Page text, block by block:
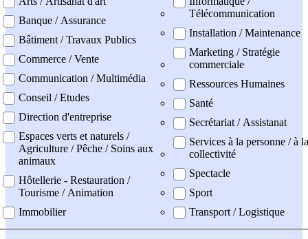
Banque / Assurance
Bâtiment / Travaux Publics
Commerce / Vente
Communication / Multimédia
Conseil / Etudes
Direction d'entreprise
Espaces verts et naturels /
Agriculture / Pêche / Soins aux
animaux
Hôtellerie - Restauration /
Tourisme / Animation
Immobilier
Télécommunication
Installation / Maintenance
Marketing / Stratégie
commerciale
Ressources Humaines
Santé
Secrétariat / Assistanat
Services à la personne / à la
collectivité
Spectacle
Sport
Transport / Logistique